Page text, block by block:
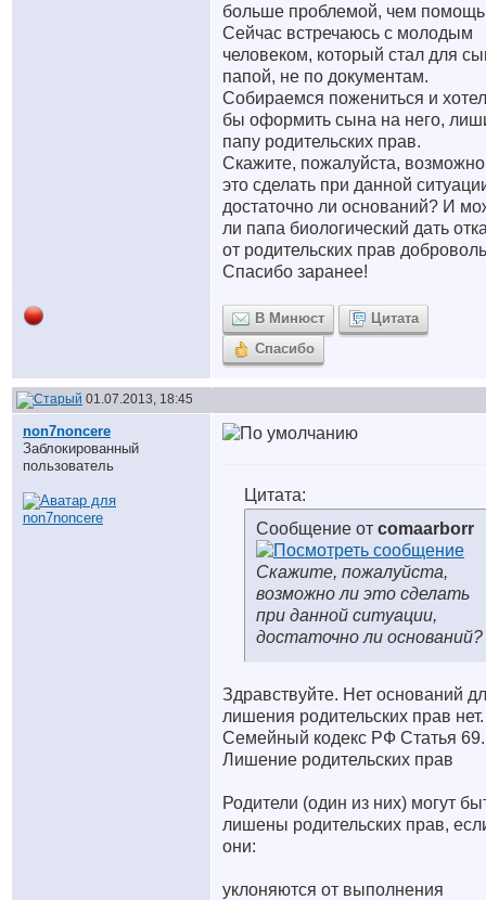
больше проблемой, чем
Сейчас встречаюсь с молодым
человеком, который стал для
папой, не по документам.
Собираемся пожениться и
бы оформить сына на него,
папу родительских прав.
Скажите, пожалуйста,
это сделать при данной
достаточно ли оснований? И
ли папа биологический дать
от родительских прав
Спасибо заранее!
В Минюст
Цитата
Спасибо
01.07.2013, 18:45
non7noncere
Заблокированный
пользователь
Цитата:
Сообщение от comaarborr
Скажите, пожалуйста,
возможно ли это сделать
при данной ситуации,
достаточно ли оснований?
Здравствуйте. Нет оснований
лишения родительских прав нет.
Семейный кодекс РФ Статья 69.
Лишение родительских прав
Родители (один из них) могут
лишены родительских прав,
они:
уклоняются от выполнения